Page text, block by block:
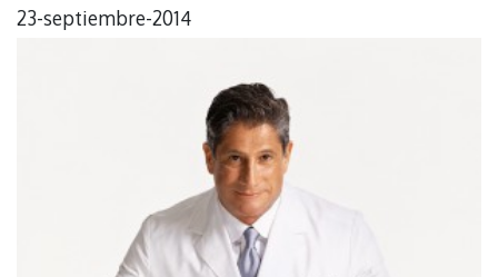
23-septiembre-2014